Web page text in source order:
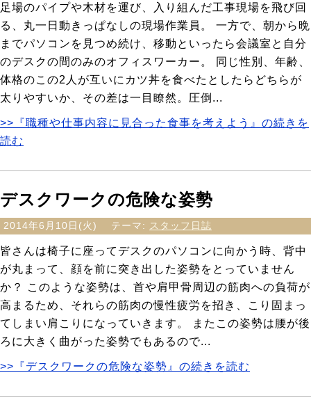
足場のパイプや木材を運び、入り組んだ工事現場を飛び回
る、丸一日動きっぱなしの現場作業員。 一方で、朝から晩
までパソコンを見つめ続け、移動といったら会議室と自分
のデスクの間のみのオフィスワーカー。 同じ性別、年齢、
体格のこの2人が互いにカツ丼を食べたとしたらどちらが
太りやすいか、その差は一目瞭然。圧倒...
>>『職種や仕事内容に見合った食事を考えよう』の続きを
読む
デスクワークの危険な姿勢
2014年6月10日(火) テーマ: スタッフ日誌
皆さんは椅子に座ってデスクのパソコンに向かう時、背中
が丸まって、顔を前に突き出した姿勢をとっていません
か？ このような姿勢は、首や肩甲骨周辺の筋肉への負荷が
高まるため、それらの筋肉の慢性疲労を招き、こり固まっ
てしまい肩こりになっていきます。 またこの姿勢は腰が後
ろに大きく曲がった姿勢でもあるので...
>>『デスクワークの危険な姿勢』の続きを読む